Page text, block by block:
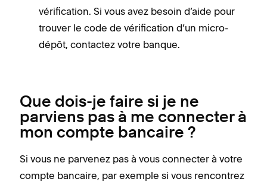
vérification. Si vous avez besoin d’aide pour
trouver le code de vérification d’un micro-
dépôt, contactez votre banque.
Que dois-je faire si je ne
parviens pas à me connecter à
mon compte bancaire ?
Si vous ne parvenez pas à vous connecter à votre
compte bancaire, par exemple si vous rencontrez